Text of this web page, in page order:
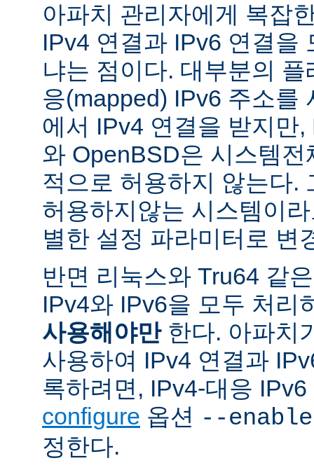
아파치 관리자에게 복잡
IPv4 연결과 IPv6 연결을
냐는 점이다. 대부분의
응(mapped) IPv6 주소를
에서 IPv4 연결을 받지만
와 OpenBSD은 시스템
적으로 허용하지 않는다.
허용하지않는 시스템이
별한 설정 파라미터로 변
반면 리눅스와 Tru64 같
IPv4와 IPv6을 모두 처리
사용해야만한다. 아파치
사용하여 IPv4 연결과
록하려면, IPv4-대응
configure 옵션 --
정한다.